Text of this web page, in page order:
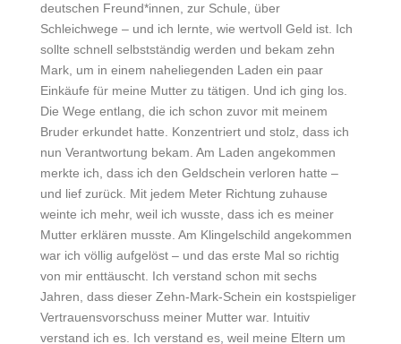
deutschen Freund*innen, zur Schule, über
Schleichwege – und ich lernte, wie wertvoll Geld ist. Ich
sollte schnell selbstständig werden und bekam zehn
Mark, um in einem naheliegenden Laden ein paar
Einkäufe für meine Mutter zu tätigen. Und ich ging los.
Die Wege entlang, die ich schon zuvor mit meinem
Bruder erkundet hatte. Konzentriert und stolz, dass ich
nun Verantwortung bekam. Am Laden angekommen
merkte ich, dass ich den Geldschein verloren hatte –
und lief zurück. Mit jedem Meter Richtung zuhause
weinte ich mehr, weil ich wusste, dass ich es meiner
Mutter erklären musste. Am Klingelschild angekommen
war ich völlig aufgelöst – und das erste Mal so richtig
von mir enttäuscht. Ich verstand schon mit sechs
Jahren, dass dieser Zehn-Mark-Schein ein kostspieliger
Vertrauensvorschuss meiner Mutter war. Intuitiv
verstand ich es. Ich verstand es, weil meine Eltern um